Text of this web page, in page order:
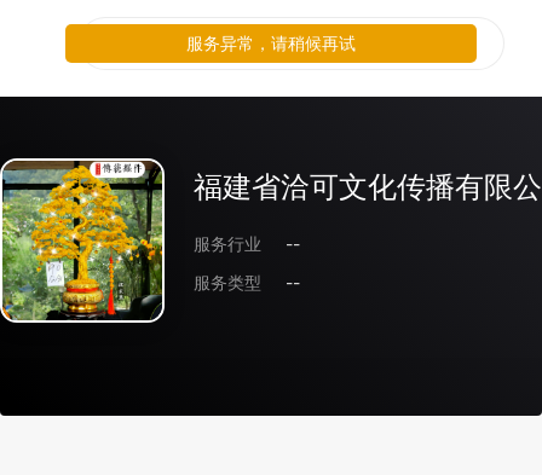
福建省洽可文化传播有限
服务行业
--
服务类型
--
服务异常，请稍候再试